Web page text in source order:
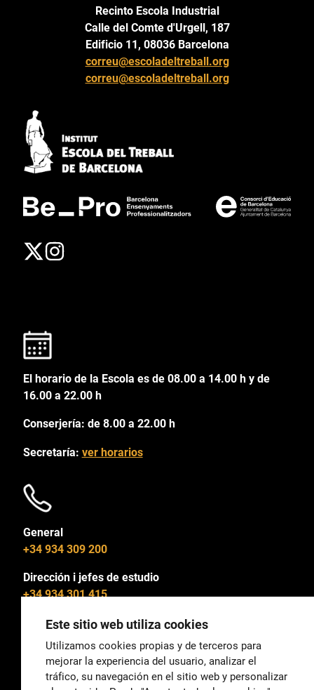
Recinto Escola Industrial
Calle del Comte d'Urgell, 187
Edificio 11, 08036 Barcelona
correu@escoladeltreball.org
correu@escoladeltreball.org
El horario de la Escola es de 08.00 a 14.00 h y de
16.00 a 22.00 h
Conserjería: de 8.00 a 22.00 h
Secretaría: ver horarios
General
+34 934 309 200
Dirección i jefes de estudio
+34 934 301 415
General
Este sitio web utiliza cookies
Utilizamos cookies propias y de terceros para
mejorar la experiencia del usuario, analizar el
tráfico, su navegación en el sitio web y personalizar